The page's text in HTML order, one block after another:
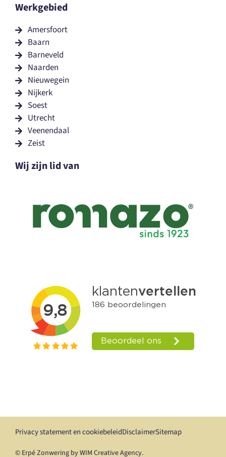
Werkgebied
Amersfoort
Baarn
Barneveld
Naarden
Nieuwegein
Nijkerk
Soest
Utrecht
Veenendaal
Zeist
Wij zijn lid van
Privacy statement en cookiebeleidDisclaimerSitemap
© Erpé Zonwering by WIM Creative Agency.